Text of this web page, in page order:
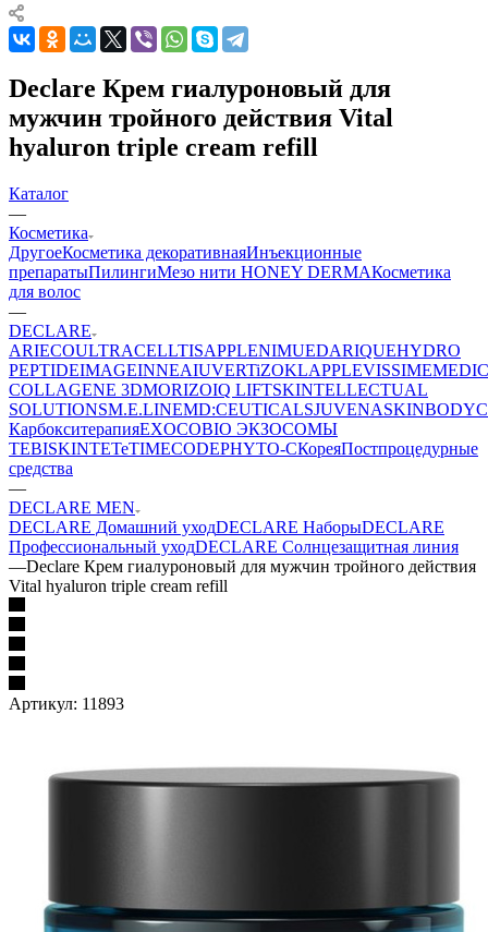
Declare Крем гиалуроновый для
мужчин тройного действия Vital
hyaluron triple cream refill
Каталог
—
Косметика
ДругоеКосметика декоративнаяИнъекционные
препаратыПилингиМезо нити HONEY DERMAКосметика
для волос
—
DECLARE
ARIECOULTRACELLTISAPPLENIMUEDARIQUEHYDRO
PEPTIDEIMAGEINNEAIUVERTiZOKLAPPLEVISSIME
COLLAGENE 3DMORIZOIQ LIFTSKINTELLECTUAL
SOLUTIONSM.E.LINEMD:CEUTICALSJUVENASKINBODY
КарбокситерапияEXOCOBIO ЭКЗОСОМЫ
TEBISKINTETeTIMECODEPHYTO-CКореяПостпроцедурные
средства
—
DECLARE MEN
DECLARE Домашний уходDECLARE НаборыDECLARE
Профессиональный уходDECLARE Солнцезащитная линия
—Declare Крем гиалуроновый для мужчин тройного действия
Vital hyaluron triple cream refill
Артикул: 11893